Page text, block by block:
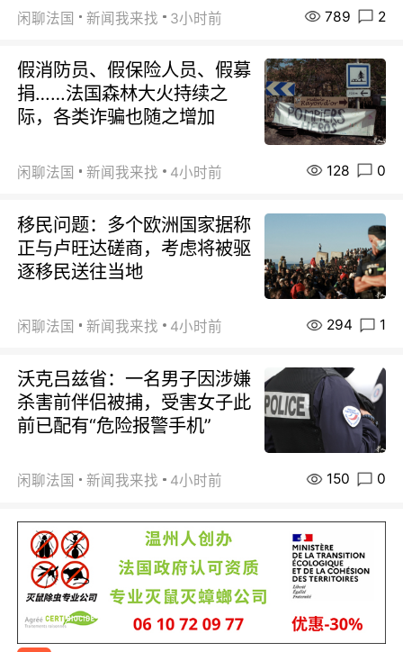
闲聊法国 新闻我来找 3小时前 789 2
假消防员、假保险人员、假募
捐……法国森林大火持续之
际，各类诈骗也随之增加
闲聊法国 新闻我来找 4小时前 128 0
移民问题：多个欧洲国家据称
正与卢旺达磋商，考虑将被驱
逐移民送往当地
闲聊法国 新闻我来找 4小时前 294 1
沃克吕兹省：一名男子因涉嫌
杀害前伴侣被捕，受害女子此
前已配有“危险报警手机”
闲聊法国 新闻我来找 4小时前 150 0